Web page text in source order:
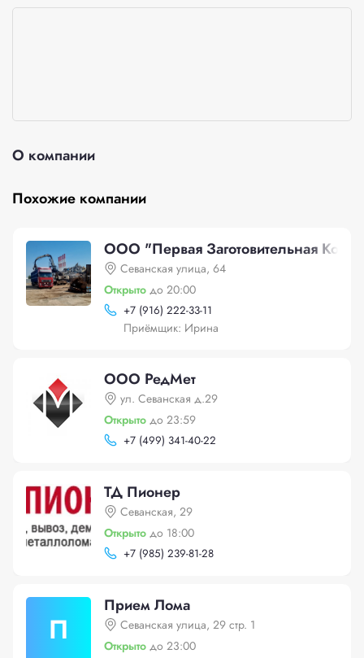
О компании
Похожие компании
ООО "Первая Заготовительная
Севанская улица, 64
Открыто до 20:00
+7 (916) 222-33-11
Приёмщик: Ирина
ООО РедМет
ул. Cеванская д.29
Открыто до 23:59
+7 (499) 341-40-22
ТД Пионер
Севанская, 29
Открыто до 18:00
+7 (985) 239-81-28
П
Прием Лома
Севанская улица, 29 стр. 1
Открыто до 23:00